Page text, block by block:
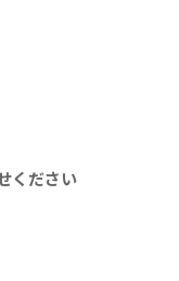
ください